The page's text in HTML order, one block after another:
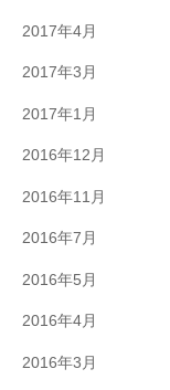
2017年4月
2017年3月
2017年1月
2016年12月
2016年11月
2016年7月
2016年5月
2016年4月
2016年3月